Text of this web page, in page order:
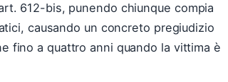
612-bis, punendo chiunque compia
causando un concreto pregiudizio
fino a quattro anni quando la vittima è